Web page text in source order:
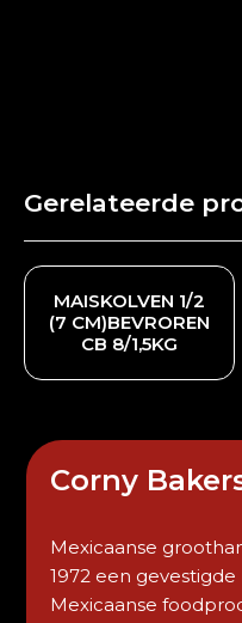
Gerelateerde
MAISKOLVEN 1/2
(7 CM)BEVROREN
CB 8/1,5KG
Corny
Mexicaanse
1972 een
Mexicaanse